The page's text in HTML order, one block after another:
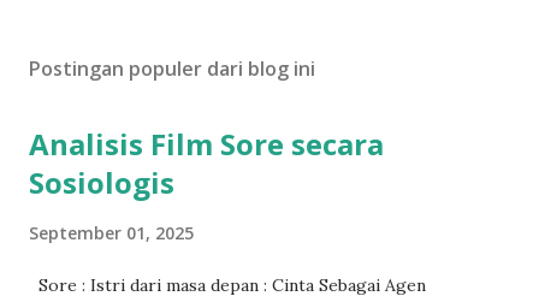
Postingan populer dari blog ini
Analisis Film Sore secara
Sosiologis
September 01, 2025
Sore : Istri dari masa depan : Cinta Sebagai Agen